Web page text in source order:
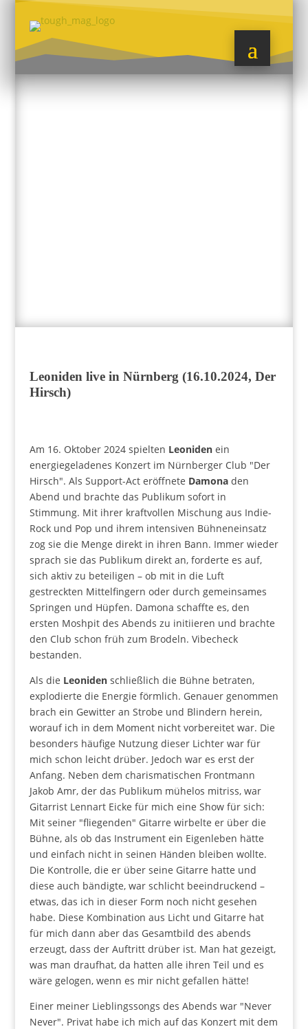
Leoniden live in Nürnberg (16.10.2024, Der
Hirsch)
Am 16. Oktober 2024 spielten Leonidenein
energiegeladenes Konzert im Nürnberger Club "Der
Hirsch". Als Support-Act eröffnete Damonaden
Abend und brachte das Publikum sofort in
Stimmung. Mit ihrer kraftvollen Mischung aus Indie-
Rock und Pop und ihrem intensiven Bühneneinsatz
zog sie die Menge direkt in ihren Bann. Immer wieder
sprach sie das Publikum direkt an, forderte es auf,
sich aktiv zu beteiligen – ob mit in die Luft
gestreckten Mittelfingern oder durch gemeinsames
Springen und Hüpfen. Damona schaffte es, den
ersten Moshpit des Abends zu initiieren und brachte
den Club schon früh zum Brodeln. Vibecheck
bestanden.
Als die Leonidenschließlich die Bühne betraten,
explodierte die Energie förmlich. Genauer genommen
brach ein Gewitter an Strobe und Blindern herein,
worauf ich in dem Moment nicht vorbereitet war. Die
besonders häufige Nutzung dieser Lichter war für
mich schon leicht drüber. Jedoch war es erst der
Anfang. Neben dem charismatischen Frontmann
Jakob Amr, der das Publikum mühelos mitriss, war
Gitarrist Lennart Eicke für mich eine Show für sich:
Mit seiner "fliegenden" Gitarre wirbelte er über die
Bühne, als ob das Instrument ein Eigenleben hätte
und einfach nicht in seinen Händen bleiben wollte.
Die Kontrolle, die er über seine Gitarre hatte und
diese auch bändigte, war schlicht beeindruckend –
etwas, das ich in dieser Form noch nicht gesehen
habe. Diese Kombination aus Licht und Gitarre hat
für mich dann aber das Gesamtbild des abends
erzeugt, dass der Auftritt drüber ist. Man hat gezeigt,
was man draufhat, da hatten alle ihren Teil und es
wäre gelogen, wenn es mir nicht gefallen hätte!
Einer meiner Lieblingssongs des Abends war "Never
Never". Privat habe ich mich auf das Konzert mit dem